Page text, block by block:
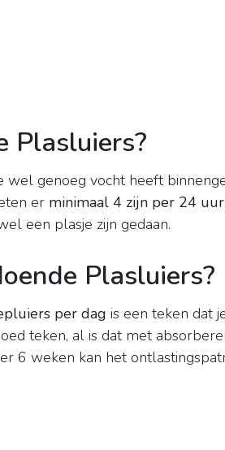
Plasluiers?
wel genoeg vocht heeft
er minimaal 4 zijn per 24 uur
een plasje zijn gedaan.
Plasluiers?
per dag is een teken dat
teken, al is dat met
6 weken kan het